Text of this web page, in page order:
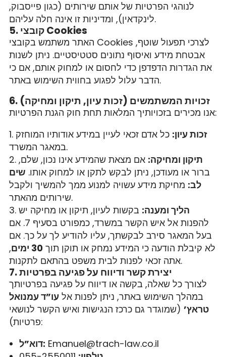
לנוהגי הפרטיות של אותם שירותים (כגון פייסבוק,
לינקדאין), ומדיניות זו אינה חלה עליהם.
5. קובצי Cookies
האתר משתמש בקובצי Cookies לצרכי תפעול שוטף,
אבטחת מידע ואיסוף נתונים סטטיסטיים. ניתן לשנות
את הגדרות הדפדפן כדי לחסום או למחוק אותם, אם כי
הדבר עלול לפגוע בחווית השימוש באתר.
6. זכויות המשתמשים (זכות עיון, תיקון ומחיקה)
אנו מכירים בזכויותיך המלאות תחת חוק הגנת הפרטיות:
זכות עיון: כל אדם זכאי לעיין במידע אודותיו המוחזק
במאגר המשרד.
תיקון ומחיקה: אם מצאת שהמידע אינו נכון, שלם,
ברור או מעודכן, ניתן לבקש לתקן או למחוק אותו. שים
לב: מחיקת מידע עשויה למנוע ממך להמשיך ולקבל
שירותים מהאתר.
הליך ומענה: בקשות לעיון, תיקון או מחיקה יש
להפנות אל איש הקשר במשרד, כמפורט בסעיף 7. אם
בעל המאגר סירב לבקשתך, עליו להודיע לך על כך. אם
לא קיבלת הודעה כי המידע נמחק או תוקן תוך30 ימים
,
אתה זכאי לפנות לבית משפט בהתאם לתקנות.
7. יצירת קשר ודיווח על פגיעה בפרטיות
לצורך כל שאלה, בקשה או דיווח על פגיעה בפרטיותך
במהלך השימוש באתר, ניתן לפנות אלעו”ד עמנואל
טראץ’ (שמוגדר גם כרכז הנגישות ואיש הקשר לנושאי
פרטיות):
דוא”ל: Emanuel@trach-law.co.il